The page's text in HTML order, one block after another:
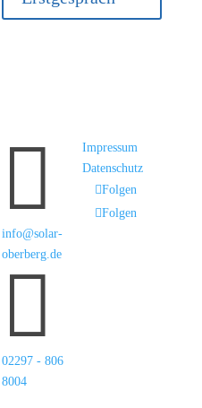

info@solar-
oberberg.de

02297 - 806
8004
Impressum
Datenschutz
Folgen
Folgen